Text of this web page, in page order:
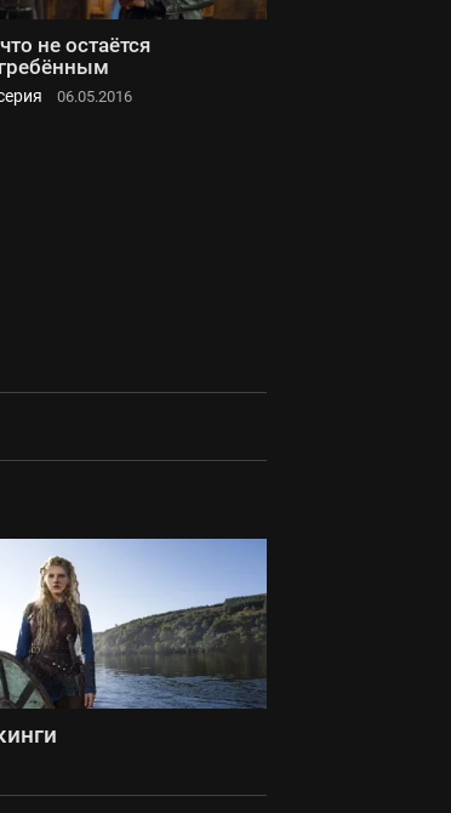
не остаётся
06.05.2016